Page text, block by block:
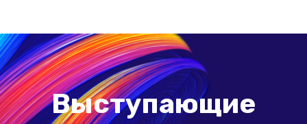
Выступающие